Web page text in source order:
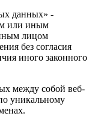
данных» -
или иным
лицом
без согласия
иного законного
между собой веб-
уникальному